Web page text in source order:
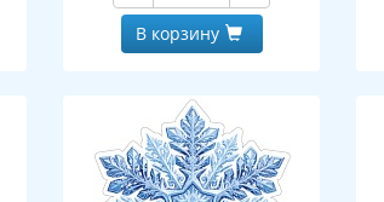
В корзину